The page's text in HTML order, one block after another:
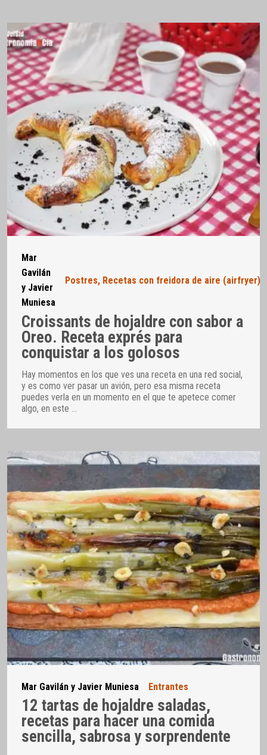
Mar
Gavilán
y Javier
Muniesa
Postres, Recetas con freidora de aire (airfryer)
Croissants de hojaldre con sabor a
Oreo. Receta exprés para
conquistar a los golosos
Hay momentos en los que ves una receta en una red social,
y es como ver pasar un avión, pero esa misma receta
puedes verla en un momento en el que te apetece comer
algo, en este …
Mar Gavilán y Javier Muniesa Entrantes
12 tartas de hojaldre saladas,
recetas para hacer una comida
sencilla, sabrosa y sorprendente